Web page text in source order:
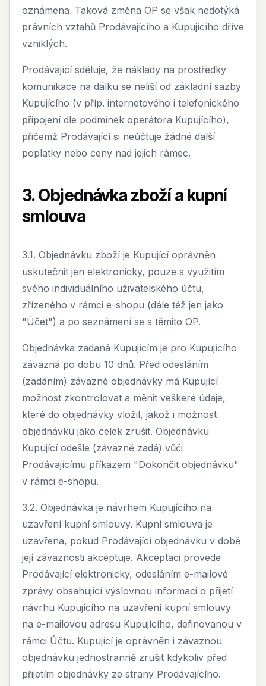
oznámena. Taková změna OP se však nedotýká
právních vztahů Prodávajícího a Kupujícího dříve
vzniklých.
Prodávající sděluje, že náklady na prostředky
komunikace na dálku se neliší od základní sazby
Kupujícího (v příp. internetového i telefonického
připojení dle podmínek operátora Kupujícího),
přičemž Prodávající si neúčtuje žádné další
poplatky nebo ceny nad jejich rámec.
3. Objednávka zboží a kupní
smlouva
3.1. Objednávku zboží je Kupující oprávněn
uskutečnit jen elektronicky, pouze s využitím
svého individuálního uživatelského účtu,
zřízeného v rámci e-shopu (dále též jen jako
"Účet") a po seznámení se s těmito OP.
Objednávka zadaná Kupujícím je pro Kupujícího
závazná po dobu 10 dnů. Před odesláním
(zadáním) závazné objednávky má Kupující
možnost zkontrolovat a měnit veškeré údaje,
které do objednávky vložil, jakož i možnost
objednávku jako celek zrušit. Objednávku
Kupující odešle (závazně zadá) vůči
Prodávajícímu příkazem "Dokončit objednávku"
v rámci e-shopu.
3.2. Objednávka je návrhem Kupujícího na
uzavření kupní smlouvy. Kupní smlouva je
uzavřena, pokud Prodávající objednávku v době
její závaznosti akceptuje. Akceptaci provede
Prodávající elektronicky, odesláním e-mailové
zprávy obsahující výslovnou informaci o přijetí
návrhu Kupujícího na uzavření kupní smlouvy
na e-mailovou adresu Kupujícího, definovanou v
rámci Účtu. Kupující je oprávněn i závaznou
objednávku jednostranně zrušit kdykoliv před
přijetím objednávky ze strany Prodávajícího.